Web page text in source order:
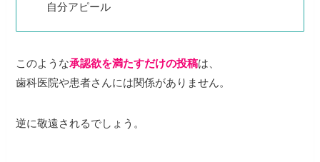
自分アピール
このような承認欲を満たすだけの投稿は、
歯科医院や患者さんには関係がありません。
逆に敬遠されるでしょう。